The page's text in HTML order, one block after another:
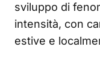
sviluppo di
intensità, con
estive e